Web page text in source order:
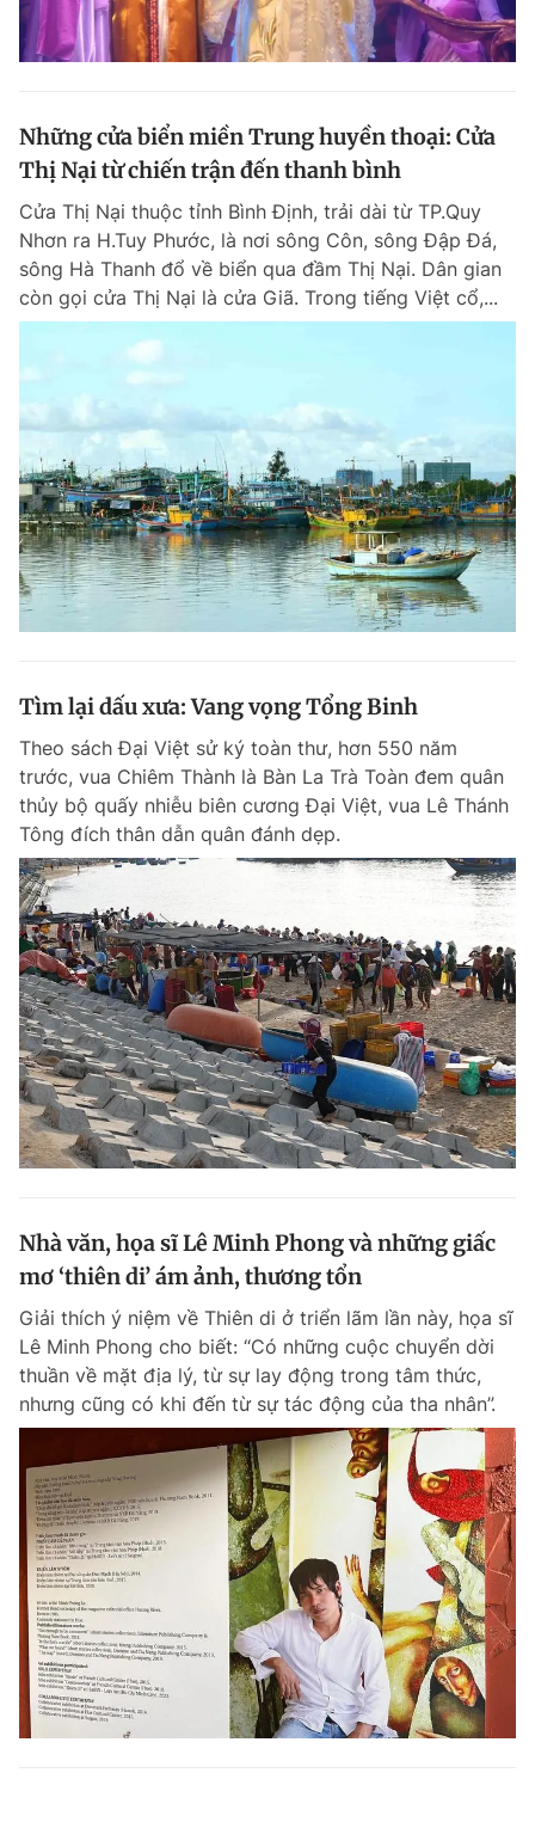
Đặt báo Quảng cáo RSS Tòa soạn Chính sách bảo
Phó tổng biên tập: Lâm Hiếu Dũng
Phó tổng biên tập: Trần Việt Hưng
Tổng thư ký tòa soạn: Đức Trung
Giấy phép xuất bản số 110/GP - BTTTT cấp ngày 24.3.2020
© 2003-2026 Bản quyền thuộc về Báo Thanh Niên. Cấm sao chép
dưới mọi hình thức nếu không có sự chấp thuận bằng văn bản.
Phát triển bởi ePi Technologies, JSC.
Những cửa biển miền Trung huyền thoại: Cửa
Thị Nại từ chiến trận đến thanh bình
Cửa Thị Nại thuộc tỉnh Bình Định, trải dài từ TP.Quy
Nhơn ra H.Tuy Phước, là nơi sông Côn, sông Đập Đá,
sông Hà Thanh đổ về biển qua đầm Thị Nại. Dân gian
còn gọi cửa Thị Nại là cửa Giã. Trong tiếng Việt cổ,...
Tìm lại dấu xưa: Vang vọng Tổng Binh
Theo sách Đại Việt sử ký toàn thư, hơn 550 năm
trước, vua Chiêm Thành là Bàn La Trà Toàn đem quân
thủy bộ quấy nhiễu biên cương Đại Việt, vua Lê Thánh
Tông đích thân dẫn quân đánh dẹp.
Nhà văn, họa sĩ Lê Minh Phong và những giấc
mơ ‘thiên di’ ám ảnh, thương tổn
Giải thích ý niệm về Thiên di ở triển lãm lần này, họa sĩ
Lê Minh Phong cho biết: “Có những cuộc chuyển dời
thuần về mặt địa lý, từ sự lay động trong tâm thức,
nhưng cũng có khi đến từ sự tác động của tha nhân”.